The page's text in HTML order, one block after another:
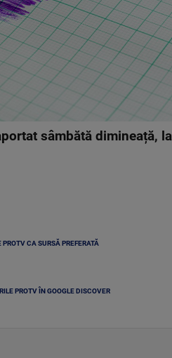
sâmbătă dimineață,
CA SURSĂ PREFERATĂ
PROTV ÎN GOOGLE DISCOVER